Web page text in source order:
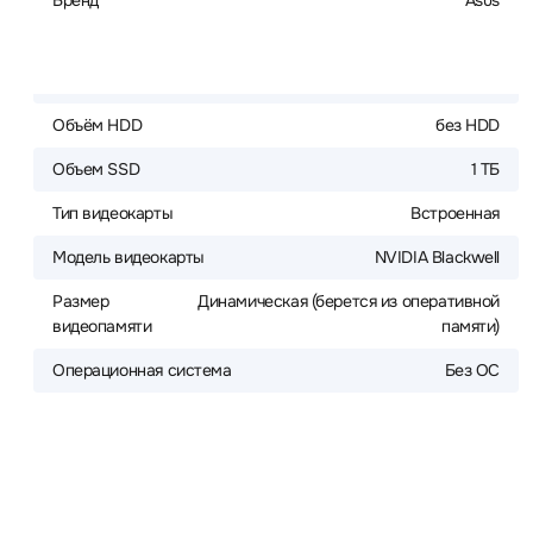
Объём HDD без HDD
Объем SSD 1 ТБ
Тип видеокарты Встроенная
Модель видеокарты NVIDIA Blackwell
Размер
видеопамяти
Динамическая (берется из оперативной
памяти)
Операционная система Без ОС